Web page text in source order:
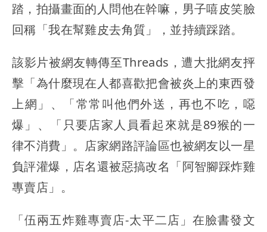
踏，拍攝畫面的人問他在幹嘛，男子嘻皮笑臉
回稱「我在幫雞皮去角質」，並持續踩踏。
該影片被網友轉傳至Threads，遭大批網友抨
擊「為什麼現在人都喜歡把會被炎上的東西發
上網」、「常常叫他們外送，再也不吃，噁
爆」、「只要店家人員看起來就是89猴的一
律不消費」。店家網路評論區也被網友以一星
負評灌爆，店名還被惡搞改名「阿智腳踩炸雞
專賣店」。
「伍兩五炸雞專賣店-太平二店」在臉書發文